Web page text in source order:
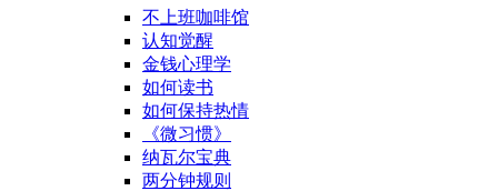
不上班咖啡馆
认知觉醒
金钱心理学
如何读书
如何保持热情
《微习惯》
纳瓦尔宝典
两分钟规则